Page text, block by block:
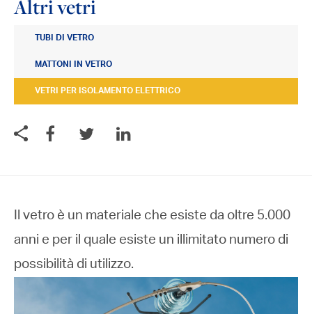
Altri vetri
TUBI DI VETRO
MATTONI IN VETRO
VETRI PER ISOLAMENTO ELETTRICO
Il vetro è un materiale che esiste da oltre 5.000
anni e per il quale esiste un illimitato numero di
possibilità di utilizzo.